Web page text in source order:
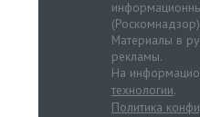
Материалы в
рекламы.
На
технологии.
Политика